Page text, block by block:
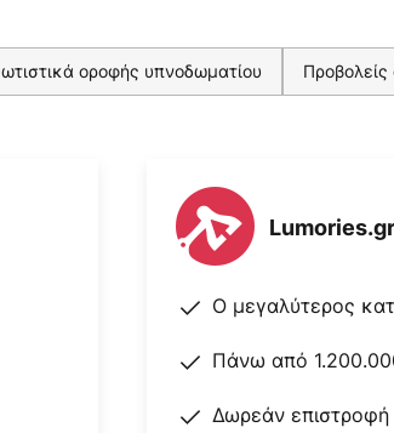
οροφής υπνοδωματίου
Lumories.gr
Ο μεγαλύτερος
Πάνω από
Δωρεάν